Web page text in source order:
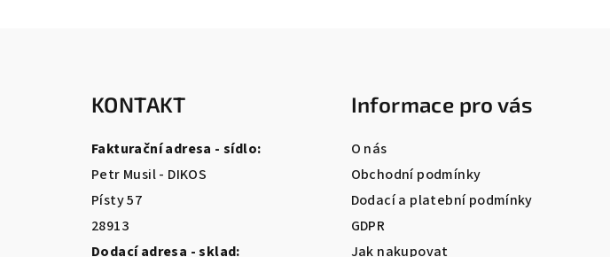
KONTAKT
Fakturační adresa - sídlo:
Petr Musil - DIKOS
Písty 57
28913
Dodací adresa - sklad:
Informace pro vás
O nás
Obchodní podmínky
Dodací a platební podmínky
GDPR
Jak nakupovat